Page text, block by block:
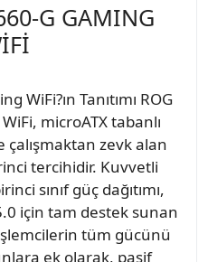
G GAMING
WiFi?ın Tanıtımı ROG
microATX tabanlı
zevk alan
tercihidir. Kuvvetli
sınıf güç dağıtımı,
için tam destek sunan
tüm gücünü
ek olarak, pasif